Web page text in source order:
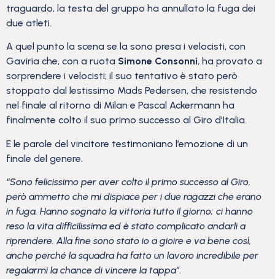
traguardo, la testa del gruppo ha annullato la fuga dei
due atleti.
A quel punto la scena se la sono presa i velocisti, con
Gaviria che, con a ruota Simone Consonni, ha provato a
sorprendere i velocisti; il suo tentativo è stato però
stoppato dal lestissimo Mads Pedersen, che resistendo
nel finale al ritorno di Milan e Pascal Ackermann ha
finalmente colto il suo primo successo al Giro d’Italia.
E le parole del vincitore testimoniano l’emozione di un
finale del genere.
“Sono felicissimo per aver colto il primo successo al Giro,
però ammetto che mi dispiace per i due ragazzi che erano
in fuga. Hanno sognato la vittoria tutto il giorno; ci hanno
reso la vita difficilissima ed è stato complicato andarli a
riprendere. Alla fine sono stato io a gioire e va bene così,
anche perché la squadra ha fatto un lavoro incredibile per
regalarmi la chance di vincere la tappa”.